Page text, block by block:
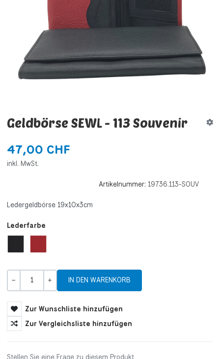
Geldbörse SEWL - 113 Souvenir
47,00 CHF
inkl. MwSt.
Artikelnummer: 19736.113-SOUV
Ledergeldbörse 19x10x3cm
Lederfarbe
Zur Wunschliste hinzufügen
Zur Vergleichsliste hinzufügen
Stellen Sie eine Frage zu diesem Produkt